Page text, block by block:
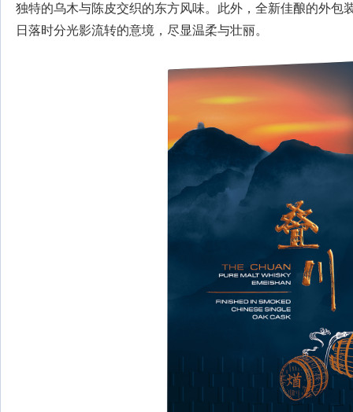
独特的乌木与陈皮交织的东方风味。此外，全新佳酿的外
日落时分光影流转的意境，尽显温柔与壮丽。